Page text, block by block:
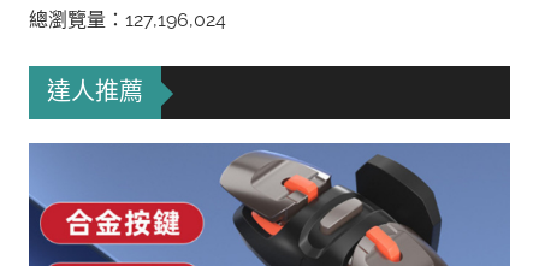
總瀏覽量：127,196,024
達人推薦